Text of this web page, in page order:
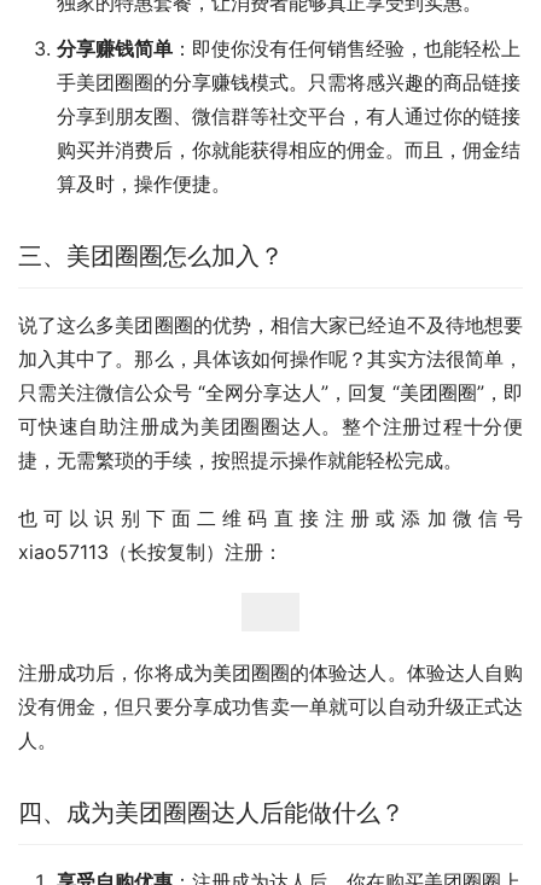
分享赚钱简单 ：即使你没有任何销售经验，也能轻松上
手美团圈圈的分享赚钱模式。只需将感兴趣的商品链接
分享到朋友圈、微信群等社交平台，有人通过你的链接
购买并消费后，你就能获得相应的佣金。而且，佣金结
算及时，操作便捷。
三、美团圈圈怎么加入？
说了这么多美团圈圈的优势，相信大家已经迫不及待地想要
加入其中了。那么，具体该如何操作呢？其实方法很简单，
只需关注微信公众号 “全网分享达人”，回复 “美团圈圈”，即
可快速自助注册成为美团圈圈达人。整个注册过程十分便
捷，无需繁琐的手续，按照提示操作就能轻松完成。
也可以识别下面二维码直接注册或添加微信号
xiao57113（长按复制）注册：
注册成功后，你将成为美团圈圈的体验达人。体验达人自购
没有佣金，但只要分享成功售卖一单就可以自动升级正式达
人。
四、成为美团圈圈达人后能做什么？